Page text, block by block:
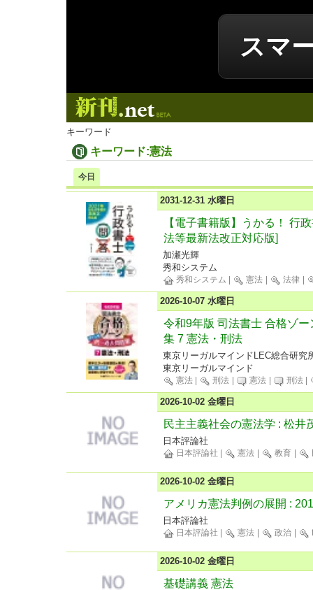
スマ
キーワード
キーワード:憲法
今日
2031-12-31 水曜日
【電子書籍版】うかる！ 行
法等最新法改正対応版]
加瀬光輝
秀和システム
秀和システム 憲法 法律
2026-10-07 水曜日
令和9年版 司法書士 合格ゾ
集 7 憲法・刑法
東京リーガルマインドLEC総合研究
東京リーガルマインド
憲法 刑法 憲法 刑法
2026-10-02 金曜日
民主主義社会の憲法学 : 松井
日本評論社
日本評論社 憲法 教育
2026-10-02 金曜日
アメリカ憲法判例の展開 :
日本評論社
日本評論社 憲法 政治
2026-10-02 金曜日
基礎講義 憲法